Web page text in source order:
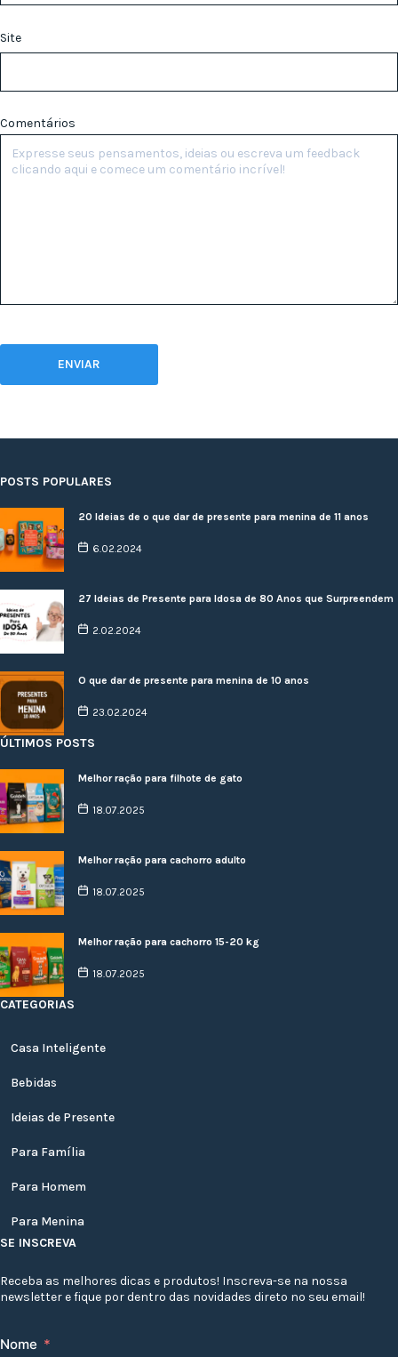
Site
Comentários
POSTS POPULARES
20 Ideias de o que dar de presente para menina de 11 anos
6.02.2024
27 Ideias de Presente para Idosa de 80 Anos que Surpreendem
2.02.2024
O que dar de presente para menina de 10 anos
23.02.2024
ÚLTIMOS POSTS
Melhor ração para filhote de gato
18.07.2025
Melhor ração para cachorro adulto
18.07.2025
Melhor ração para cachorro 15-20 kg
18.07.2025
CATEGORIAS
Casa Inteligente
Bebidas
Ideias de Presente
Para Família
Para Homem
Para Menina
SE INSCREVA
Receba as melhores dicas e produtos! Inscreva-se na nossa
newsletter e fique por dentro das novidades direto no seu email!
Nome